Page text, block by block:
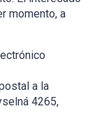
momento, a
a la
4265,